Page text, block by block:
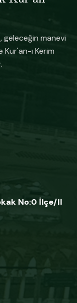
geleceğin manevi
ı Kerim
No:0 İlçe/il